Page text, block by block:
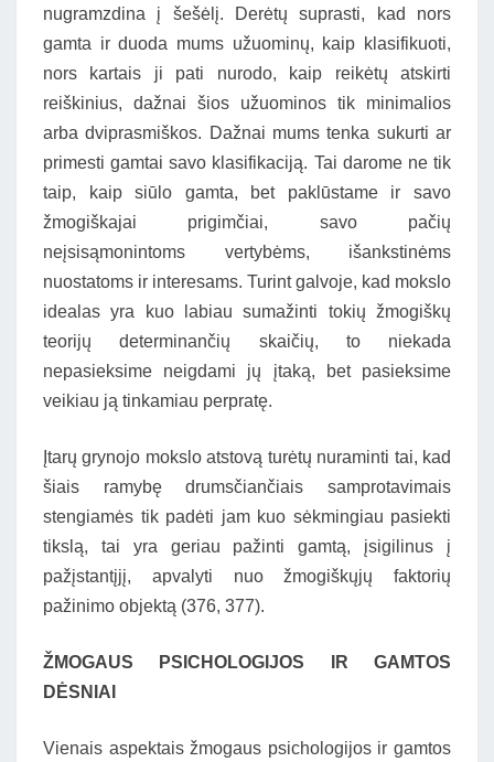
nugramzdina į šešėlį. Derėtų suprasti, kad nors
gamta ir duoda mums užuominų, kaip klasifikuoti,
nors kartais ji pati nurodo, kaip reikėtų atskirti
reiškinius, dažnai šios užuominos tik minimalios
arba dviprasmiškos. Dažnai mums tenka sukurti ar
primesti gamtai savo klasifikaciją. Tai darome ne tik
taip, kaip siūlo gamta, bet paklūstame ir savo
žmogiškajai prigimčiai, savo pačių
neįsisąmonintoms vertybėms, išankstinėms
nuostatoms ir interesams. Turint galvoje, kad mokslo
idealas yra kuo labiau sumažinti tokių žmogiškų
teorijų determinančių skaičių, to niekada
nepasieksime neigdami jų įtaką, bet pasieksime
veikiau ją tinkamiau perpratę.
Įtarų grynojo mokslo atstovą turėtų nuraminti tai, kad
šiais ramybę drumsčiančiais samprotavimais
stengiamės tik padėti jam kuo sėkmingiau pasiekti
tikslą, tai yra geriau pažinti gamtą, įsigilinus į
pažįstantįjį, apvalyti nuo žmogiškųjų faktorių
pažinimo objektą (376, 377).
ŽMOGAUS PSICHOLOGIJOS IR GAMTOS
DĖSNIAI
Vienais aspektais žmogaus psichologijos ir gamtos